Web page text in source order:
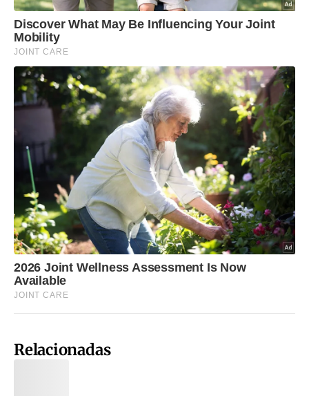
Relacionadas